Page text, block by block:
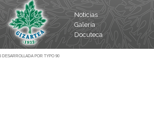
Noticias
Galería
Docuteca
DESARROLLADA POR TYPO 90